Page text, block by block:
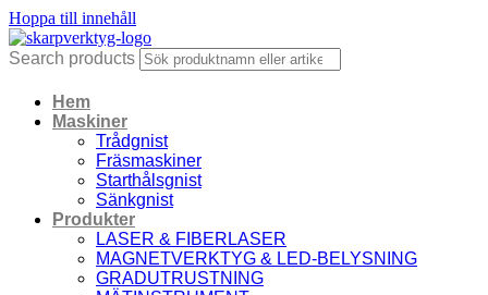
Hoppa till innehåll
Search products
Hem
Maskiner
Trådgnist
Fräsmaskiner
Starthålsgnist
Sänkgnist
Produkter
LASER & FIBERLASER
MAGNETVERKTYG & LED-BELYSNING
GRADUTRUSTNING